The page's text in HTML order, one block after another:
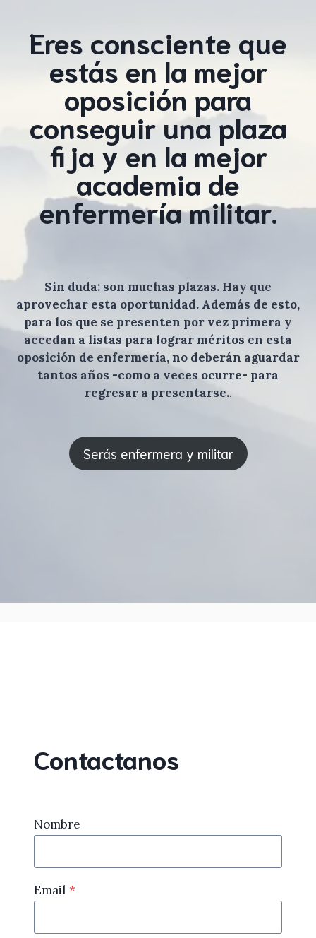
Eres consciente que
estás en la mejor
oposición para
conseguir una plaza
fija y en la mejor
academia de
enfermería militar.
Sin duda: son muchas plazas. Hay que
aprovechar esta oportunidad. Además de esto,
para los que se presenten por vez primera y
accedan a listas para lograr méritos en esta
oposición de enfermería, no deberán aguardar
tantos años -como a veces ocurre- para
regresar a presentarse..
Serás enfermera y militar
Contactanos
Nombre
Email *